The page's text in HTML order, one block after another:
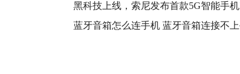
分析业
黑科技上线，索尼发布首款5G智能手机
蓝牙音箱怎么连手机 蓝牙音箱连接不